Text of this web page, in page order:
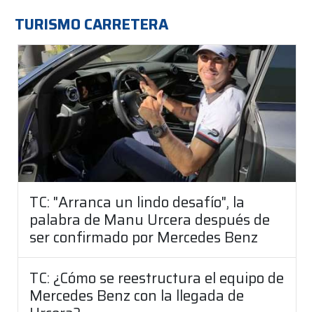
TURISMO CARRETERA
TC: "Arranca un lindo desafío", la
palabra de Manu Urcera después de
ser confirmado por Mercedes Benz
TC: ¿Cómo se reestructura el equipo de
Mercedes Benz con la llegada de